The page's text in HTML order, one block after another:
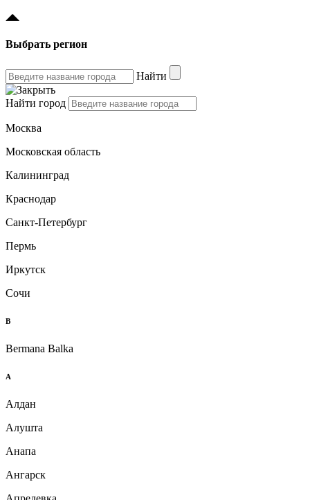
Выбрать регион
Найти
Найти город
Москва
Московская область
Калининград
Краснодар
Санкт-Петербург
Пермь
Иркутск
Сочи
B
Bermana Balka
А
Алдан
Алушта
Анапа
Ангарск